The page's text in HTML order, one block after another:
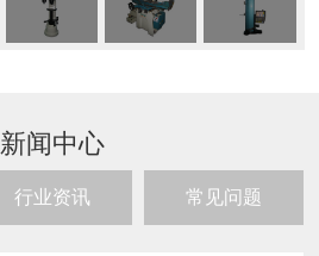
新闻中心
行业资讯 常见问题